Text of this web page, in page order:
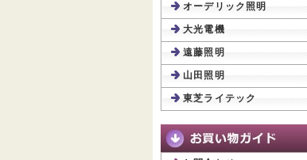
オーデリック照明
大光電機
遠藤照明
山田照明
東芝ライテック